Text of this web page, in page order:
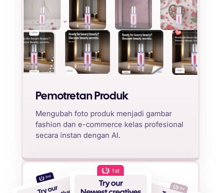
Pemotretan Produk
Mengubah foto produk menjadi gambar
fashion dan e-commerce kelas profesional
secara instan dengan AI.
2
1